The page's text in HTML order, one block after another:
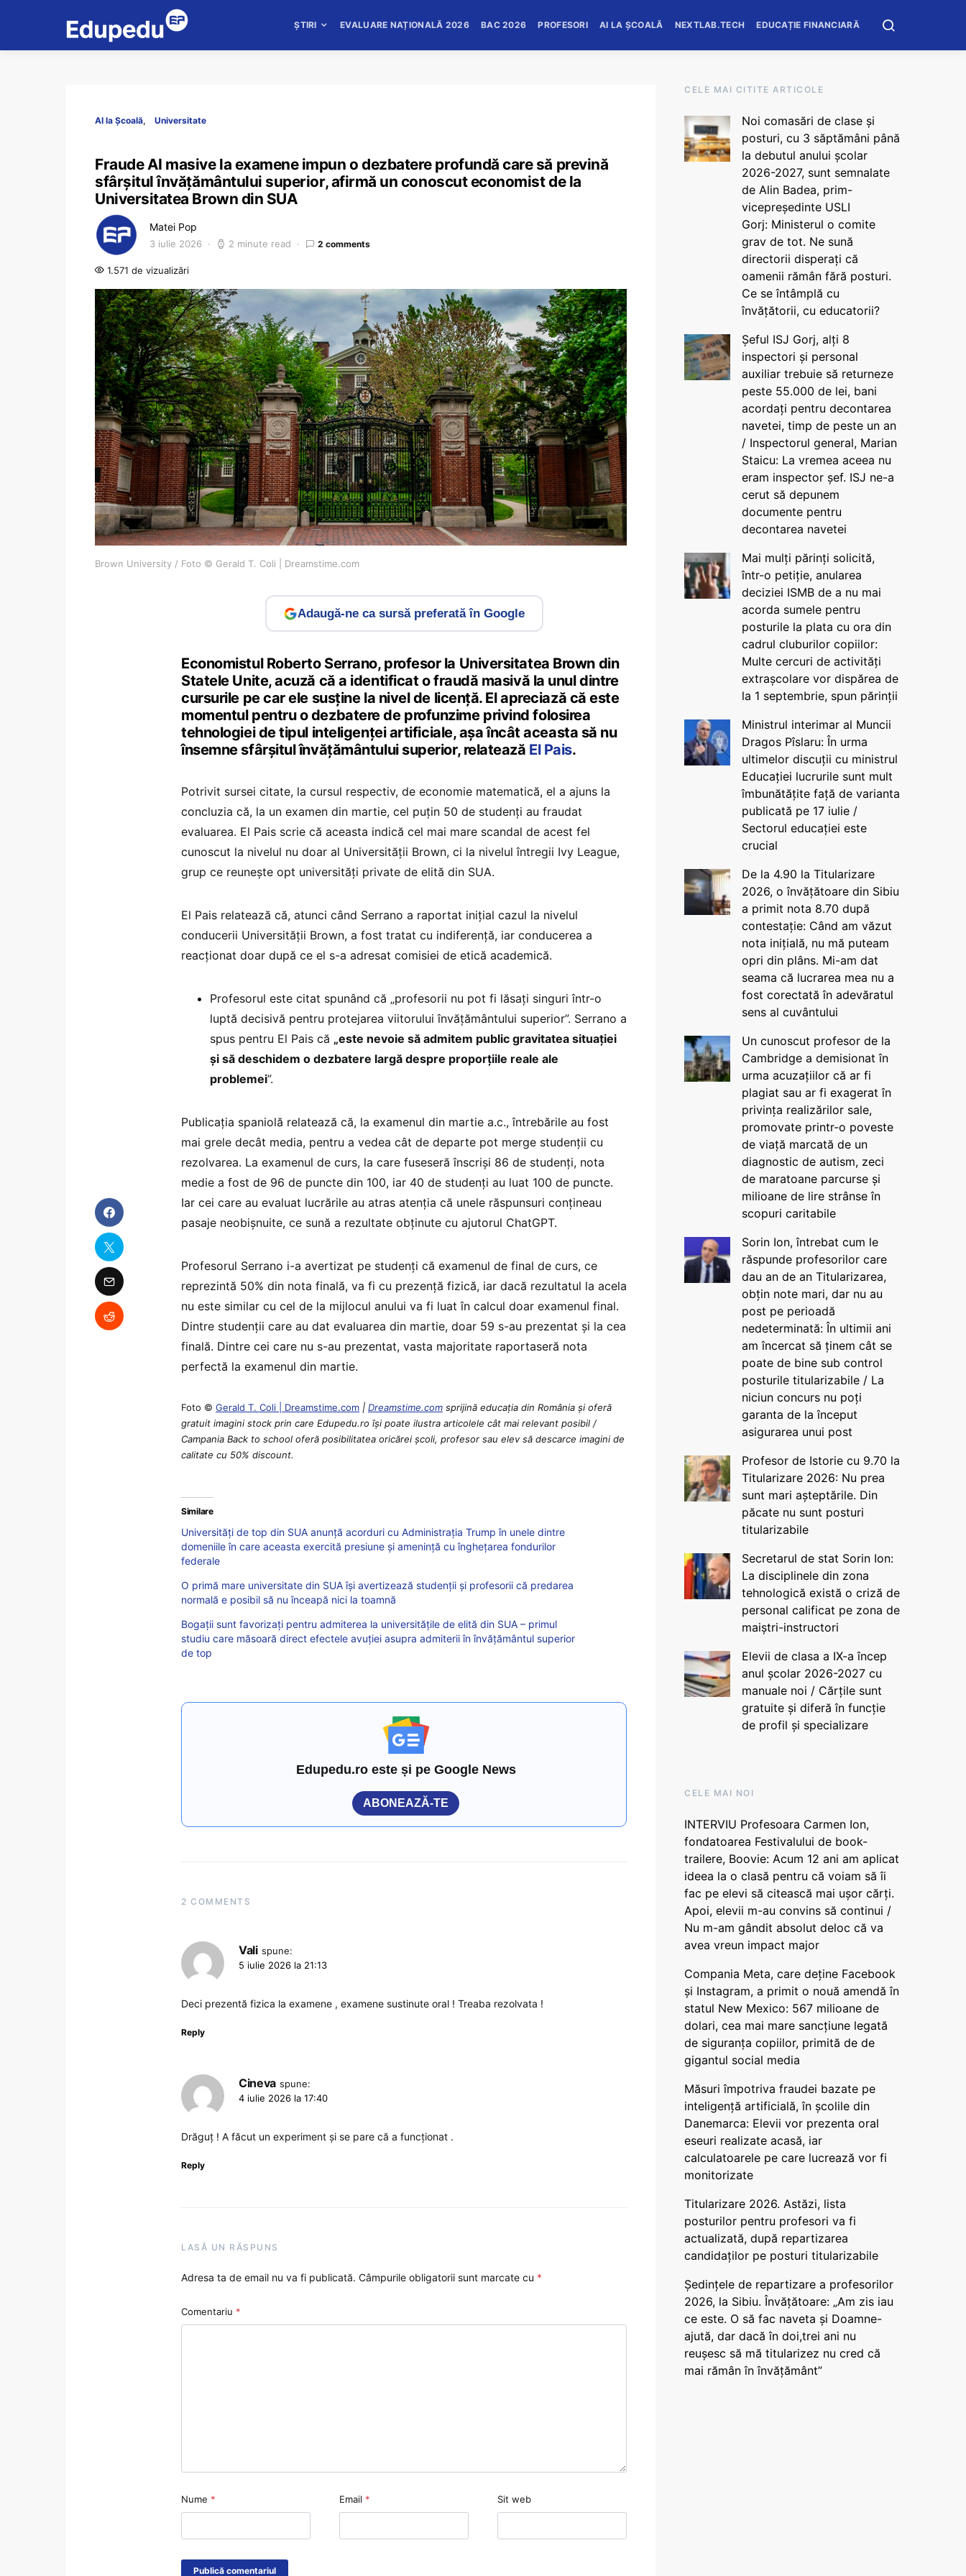
ȘTIRI EVALUARE NAȚIONALĂ 2026 BAC 2026 PROFESORI AI LA ȘCOALĂ NEXTLAB.TECH EDUCAȚIE FINANCIARĂ
AI la Școală Universitate
Fraude AI masive la examene impun o dezbatere profundă care să prevină
sfârșitul învățământului superior, afirmă un conoscut economist de la
Universitatea Brown din SUA
Matei Pop
3 iulie 2026 2 minute read 2 comments
1.571 de vizualizări
Brown University / Foto © Gerald T. Coli | Dreamstime.com
Adaugă-ne ca sursă preferată în Google
Economistul Roberto Serrano, profesor la Universitatea Brown din
Statele Unite, acuză că a identificat o fraudă masivă la unul dintre
cursurile pe car ele susține la nivel de licență. El apreciază că este
momentul pentru o dezbatere de profunzime privind folosirea
tehnologiei de tipul inteligenței artificiale, așa încât aceasta să nu
însemne sfârșitul învățământului superior, relatează El Pais.
Potrivit sursei citate, la cursul respectiv, de economie matematică, el a ajuns la
concluzia că, la un examen din martie, cel puțin 50 de studenți au fraudat
evaluarea. El Pais scrie că aceasta indică cel mai mare scandal de acest fel
cunoscut la nivelul nu doar al Universității Brown, ci la nivelul întregii Ivy League,
grup ce reunește opt universități private de elită din SUA.
El Pais relatează că, atunci când Serrano a raportat inițial cazul la nivelul
conducerii Universității Brown, a fost tratat cu indiferență, iar conducerea a
reacționat doar după ce el s-a adresat comisiei de etică academică.
Profesorul este citat spunând că „profesorii nu pot fi lăsați singuri într-o
luptă decisivă pentru protejarea viitorului învățământului superior”. Serrano a
spus pentru El Pais că „este nevoie să admitem public gravitatea situației
și să deschidem o dezbatere largă despre proporțiile reale ale
problemei”.
Publicația spaniolă relatează că, la examenul din martie a.c., întrebările au fost
mai grele decât media, pentru a vedea cât de departe pot merge studenții cu
rezolvarea. La examenul de curs, la care fuseseră înscriși 86 de studenți, nota
medie a fost de 96 de puncte din 100, iar 40 de studenți au luat 100 de puncte.
Iar cei care au evaluat lucrările au atras atenția că unele răspunsuri conțineau
pasaje neobișnuite, ce sună a rezultate obținute cu ajutorul ChatGPT.
Profesorul Serrano i-a avertizat pe studenți că examenul de final de curs, ce
reprezintă 50% din nota finală, va fi cu prezență fizică, iar dacă rezultatul la acela
nu este similar cu cel de la mijlocul anului va fi luat în calcul doar examenul final.
Dintre studenții care au dat evaluarea din martie, doar 59 s-au prezentat și la cea
finală. Dintre cei care nu s-au prezentat, vasta majoritate raportaseră nota
perfectă la examenul din martie.
Foto © Gerald T. Coli | Dreamstime.com | Dreamstime.com sprijină educaţia din România şi oferă
gratuit imagini stock prin care Edupedu.ro îşi poate ilustra articolele cât mai relevant posibil /
Campania Back to school oferă posibilitatea oricărei școli, profesor sau elev să descarce imagini de
calitate cu 50% discount.
Similare
Universități de top din SUA anunță acorduri cu Administrația Trump în unele dintre
domeniile în care aceasta exercită presiune și amenință cu înghețarea fondurilor
federale
O primă mare universitate din SUA își avertizează studenții și profesorii că predarea
normală e posibil să nu înceapă nici la toamnă
Bogații sunt favorizați pentru admiterea la universitățile de elită din SUA – primul
studiu care măsoară direct efectele avuției asupra admiterii în învățământul superior
de top
Edupedu.ro este și pe Google News
ABONEAZĂ-TE
2 COMMENTS
Vali spune:
5 iulie 2026 la 21:13
Deci prezentă fizica la examene , examene sustinute oral ! Treaba rezolvata !
Reply
Cineva spune:
4 iulie 2026 la 17:40
Drăguț ! A făcut un experiment și se pare că a funcționat .
Reply
LASĂ UN RĂSPUNS
Adresa ta de email nu va fi publicată. Câmpurile obligatorii sunt marcate cu *
Comentariu *
Nume * Email * Sit web
CELE MAI CITITE ARTICOLE
Noi comasări de clase și
posturi, cu 3 săptămâni până
la debutul anului școlar
2026-2027, sunt semnalate
de Alin Badea, prim-
vicepreședinte USLI
Gorj: Ministerul o comite
grav de tot. Ne sună
directorii disperați că
oamenii rămân fără posturi.
Ce se întâmplă cu
învățătorii, cu educatorii?
Șeful ISJ Gorj, alți 8
inspectori și personal
auxiliar trebuie să returneze
peste 55.000 de lei, bani
acordați pentru decontarea
navetei, timp de peste un an
/ Inspectorul general, Marian
Staicu: La vremea aceea nu
eram inspector șef. ISJ ne-a
cerut să depunem
documente pentru
decontarea navetei
Mai mulți părinți solicită,
într-o petiție, anularea
deciziei ISMB de a nu mai
acorda sumele pentru
posturile la plata cu ora din
cadrul cluburilor copiilor:
Multe cercuri de activități
extrașcolare vor dispărea de
la 1 septembrie, spun părinții
Ministrul interimar al Muncii
Dragos Pîslaru: În urma
ultimelor discuții cu ministrul
Educației lucrurile sunt mult
îmbunătățite față de varianta
publicată pe 17 iulie /
Sectorul educației este
crucial
De la 4.90 la Titularizare
2026, o învățătoare din Sibiu
a primit nota 8.70 după
contestație: Când am văzut
nota inițială, nu mă puteam
opri din plâns. Mi-am dat
seama că lucrarea mea nu a
fost corectată în adevăratul
sens al cuvântului
Un cunoscut profesor de la
Cambridge a demisionat în
urma acuzațiilor că ar fi
plagiat sau ar fi exagerat în
privința realizărilor sale,
promovate printr-o poveste
de viață marcată de un
diagnostic de autism, zeci
de maratoane parcurse și
milioane de lire strânse în
scopuri caritabile
Sorin Ion, întrebat cum le
răspunde profesorilor care
dau an de an Titularizarea,
obțin note mari, dar nu au
post pe perioadă
nedeterminată: În ultimii ani
am încercat să ținem cât se
poate de bine sub control
posturile titularizabile / La
niciun concurs nu poți
garanta de la început
asigurarea unui post
Profesor de Istorie cu 9.70 la
Titularizare 2026: Nu prea
sunt mari așteptările. Din
păcate nu sunt posturi
titularizabile
Secretarul de stat Sorin Ion:
La disciplinele din zona
tehnologică există o criză de
personal calificat pe zona de
maiștri-instructori
Elevii de clasa a IX-a încep
anul școlar 2026-2027 cu
manuale noi / Cărțile sunt
gratuite și diferă în funcție
de profil și specializare
CELE MAI NOI
INTERVIU Profesoara Carmen Ion,
fondatoarea Festivalului de book-
trailere, Boovie: Acum 12 ani am aplicat
ideea la o clasă pentru că voiam să îi
fac pe elevi să citească mai ușor cărți.
Apoi, elevii m-au convins să continui /
Nu m-am gândit absolut deloc că va
avea vreun impact major
Compania Meta, care deține Facebook
și Instagram, a primit o nouă amendă în
statul New Mexico: 567 milioane de
dolari, cea mai mare sancțiune legată
de siguranța copiilor, primită de de
gigantul social media
Măsuri împotriva fraudei bazate pe
inteligență artificială, în școlile din
Danemarca: Elevii vor prezenta oral
eseuri realizate acasă, iar
calculatoarele pe care lucrează vor fi
monitorizate
Titularizare 2026. Astăzi, lista
posturilor pentru profesori va fi
actualizată, după repartizarea
candidaților pe posturi titularizabile
Ședințele de repartizare a profesorilor
2026, la Sibiu. Învățătoare: „Am zis iau
ce este. O să fac naveta și Doamne-
ajută, dar dacă în doi,trei ani nu
reușesc să mă titularizez nu cred că
mai rămân în învățământ”